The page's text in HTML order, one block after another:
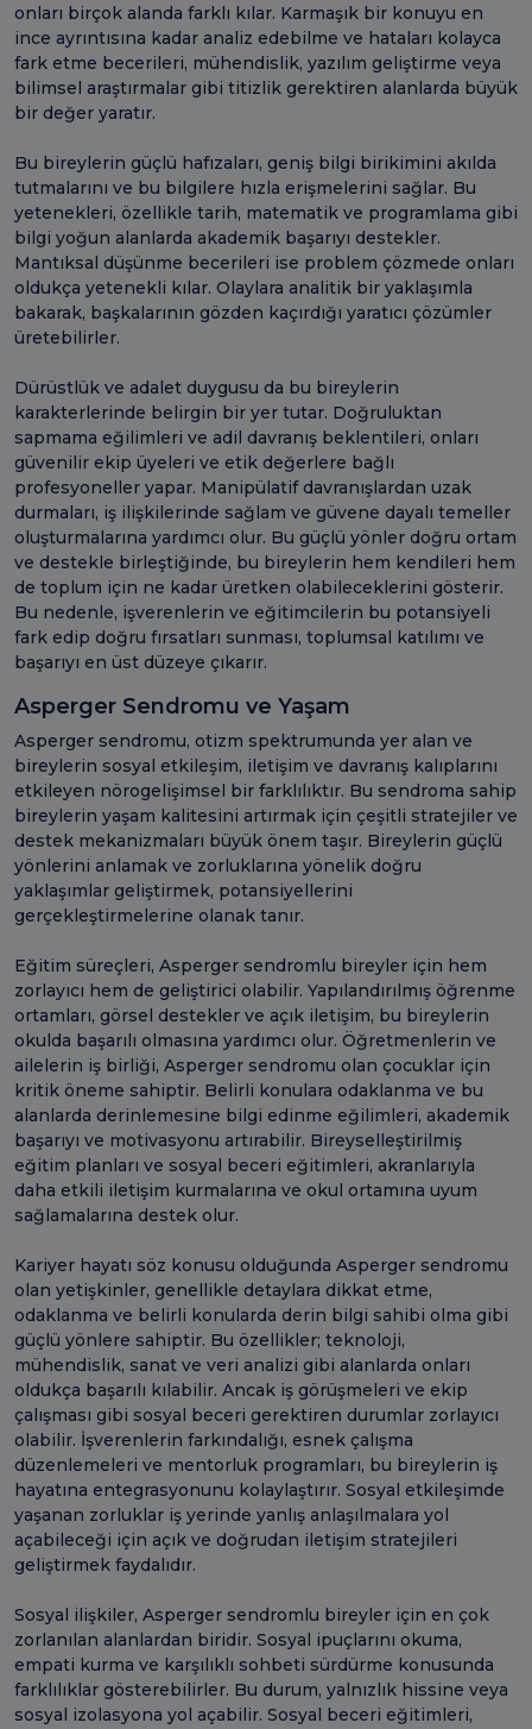
onları birçok alanda farklı kılar. Karmaşık bir konuyu en
ince ayrıntısına kadar analiz edebilme ve hataları kolayca
fark etme becerileri, mühendislik, yazılım geliştirme veya
bilimsel araştırmalar gibi titizlik gerektiren alanlarda büyük
bir değer yaratır.
Bu bireylerin güçlü hafızaları, geniş bilgi birikimini akılda
tutmalarını ve bu bilgilere hızla erişmelerini sağlar. Bu
yetenekleri, özellikle tarih, matematik ve programlama gibi
bilgi yoğun alanlarda akademik başarıyı destekler.
Mantıksal düşünme becerileri ise problem çözmede onları
oldukça yetenekli kılar. Olaylara analitik bir yaklaşımla
bakarak, başkalarının gözden kaçırdığı yaratıcı çözümler
üretebilirler.
Dürüstlük ve adalet duygusu da bu bireylerin
karakterlerinde belirgin bir yer tutar. Doğruluktan
sapmama eğilimleri ve adil davranış beklentileri, onları
güvenilir ekip üyeleri ve etik değerlere bağlı
profesyoneller yapar. Manipülatif davranışlardan uzak
durmaları, iş ilişkilerinde sağlam ve güvene dayalı temeller
oluşturmalarına yardımcı olur. Bu güçlü yönler doğru ortam
ve destekle birleştiğinde, bu bireylerin hem kendileri hem
de toplum için ne kadar üretken olabileceklerini gösterir.
Bu nedenle, işverenlerin ve eğitimcilerin bu potansiyeli
fark edip doğru fırsatları sunması, toplumsal katılımı ve
başarıyı en üst düzeye çıkarır.
Asperger Sendromu ve Yaşam
Asperger sendromu, otizm spektrumunda yer alan ve
bireylerin sosyal etkileşim, iletişim ve davranış kalıplarını
etkileyen nörogelişimsel bir farklılıktır. Bu sendroma sahip
bireylerin yaşam kalitesini artırmak için çeşitli stratejiler ve
destek mekanizmaları büyük önem taşır. Bireylerin güçlü
yönlerini anlamak ve zorluklarına yönelik doğru
yaklaşımlar geliştirmek, potansiyellerini
gerçekleştirmelerine olanak tanır.
Eğitim süreçleri, Asperger sendromlu bireyler için hem
zorlayıcı hem de geliştirici olabilir. Yapılandırılmış öğrenme
ortamları, görsel destekler ve açık iletişim, bu bireylerin
okulda başarılı olmasına yardımcı olur. Öğretmenlerin ve
ailelerin iş birliği, Asperger sendromu olan çocuklar için
kritik öneme sahiptir. Belirli konulara odaklanma ve bu
alanlarda derinlemesine bilgi edinme eğilimleri, akademik
başarıyı ve motivasyonu artırabilir. Bireyselleştirilmiş
eğitim planları ve sosyal beceri eğitimleri, akranlarıyla
daha etkili iletişim kurmalarına ve okul ortamına uyum
sağlamalarına destek olur.
Kariyer hayatı söz konusu olduğunda Asperger sendromu
olan yetişkinler, genellikle detaylara dikkat etme,
odaklanma ve belirli konularda derin bilgi sahibi olma gibi
güçlü yönlere sahiptir. Bu özellikler; teknoloji,
mühendislik, sanat ve veri analizi gibi alanlarda onları
oldukça başarılı kılabilir. Ancak iş görüşmeleri ve ekip
çalışması gibi sosyal beceri gerektiren durumlar zorlayıcı
olabilir. İşverenlerin farkındalığı, esnek çalışma
düzenlemeleri ve mentorluk programları, bu bireylerin iş
hayatına entegrasyonunu kolaylaştırır. Sosyal etkileşimde
yaşanan zorluklar iş yerinde yanlış anlaşılmalara yol
açabileceği için açık ve doğrudan iletişim stratejileri
geliştirmek faydalıdır.
Sosyal ilişkiler, Asperger sendromlu bireyler için en çok
zorlanılan alanlardan biridir. Sosyal ipuçlarını okuma,
empati kurma ve karşılıklı sohbeti sürdürme konusunda
farklılıklar gösterebilirler. Bu durum, yalnızlık hissine veya
sosyal izolasyona yol açabilir. Sosyal beceri eğitimleri,